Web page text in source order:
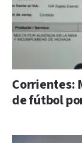
Corrientes:
de fútbol